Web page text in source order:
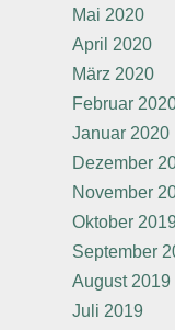
Mai 2020
April 2020
März 2020
Februar
Januar 2020
Dezember
November
Oktober 2019
September
August 2019
Juli 2019